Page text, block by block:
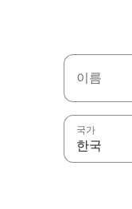
이름
국가
한국